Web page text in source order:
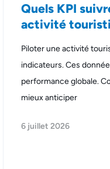
Quels KPI
activité
Piloter une activité
indicateurs. Ces
performance globale.
mieux anticiper
6 juillet 2026